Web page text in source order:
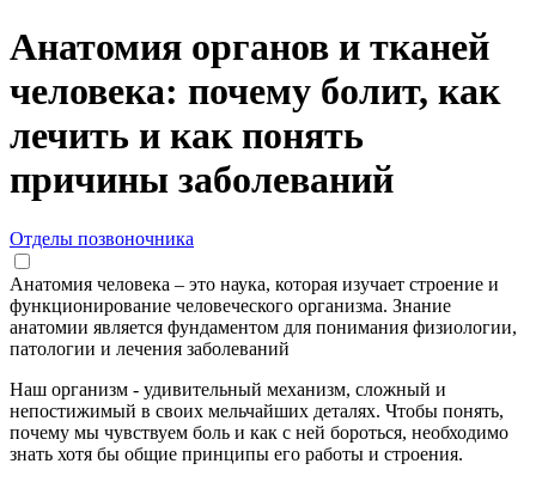
Анатомия органов и тканей
человека: почему болит, как
лечить и как понять
причины заболеваний
Отделы позвоночника
Анатомия человека – это наука, которая изучает строение и
функционирование человеческого организма. Знание
анатомии является фундаментом для понимания физиологии,
патологии и лечения заболеваний
Наш организм - удивительный механизм, сложный и
непостижимый в своих мельчайших деталях. Чтобы понять,
почему мы чувствуем боль и как с ней бороться, необходимо
знать хотя бы общие принципы его работы и строения.